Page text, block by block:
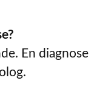
En diagnose